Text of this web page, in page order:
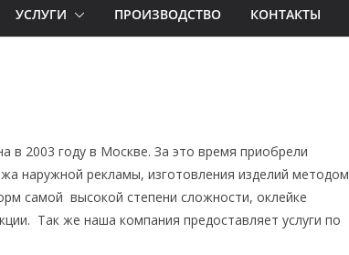
УСЛУГИ ПРОИЗВОДСТВО КОНТАКТЫ
в 2003 году в Москве. За это время приобрели
наружной рекламы, изготовления изделий методом
самой высокой степени сложности, оклейке
Так же наша компания предоставляет услуги по